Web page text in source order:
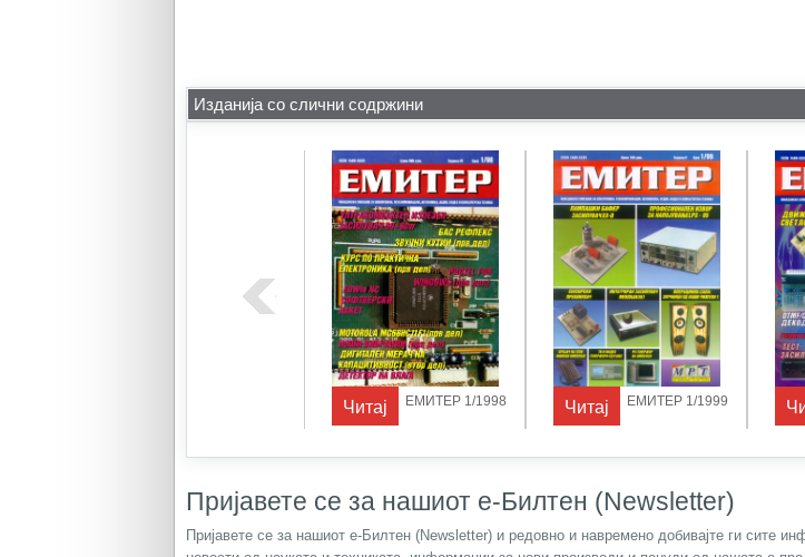
Изданија со слични содржини
Читај ЕМИТЕР 1/1998 Читај ЕМИТЕР 1/1999
Пријавете се за нашиот е-Билтен (Newsletter)
Пријавете се за нашиот е-Билтен (Newsletter) и редовно и навремено добивајте ги сите